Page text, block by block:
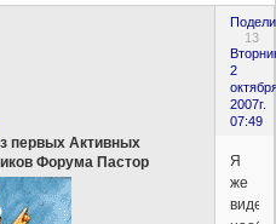
13
2
2007г.
07:49
первых Активных
Форума Пастор
Я
же
видел